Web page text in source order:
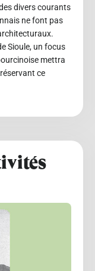
divers courants
ne font pas
Sioule, un focus
mettra
ce